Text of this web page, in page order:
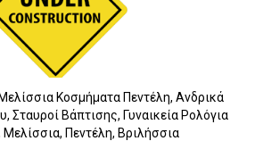
Κοσμήματα Πεντέλη, Ανδρικά
Σταυροί Βάπτισης, Γυναικεία Ρολόγια
Πεντέλη, Βριλήσσια